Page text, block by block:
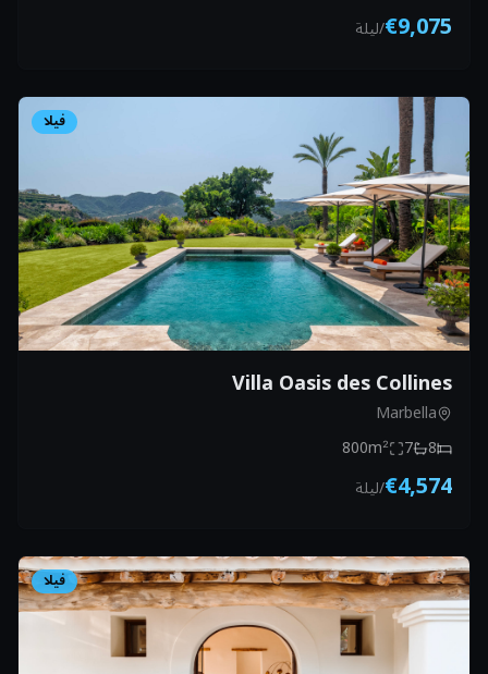
€9,075
/ليلة
فيلا
Villa Oasis des Collines
Marbella
8
7
800m²
€4,574
/ليلة
فيلا